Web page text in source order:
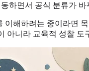
하면서 공식 분류가
해하려는 중이라면
아니라 교육적 성찰 도